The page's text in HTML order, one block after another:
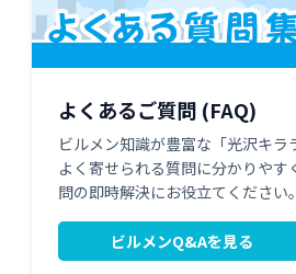
よくあるご質問 (FAQ)
ビルメン知識が豊富な「光沢キラ
よく寄せられる質問に分かりやす
問の即時解決にお役立てください。
ビルメンQ&Aを見る